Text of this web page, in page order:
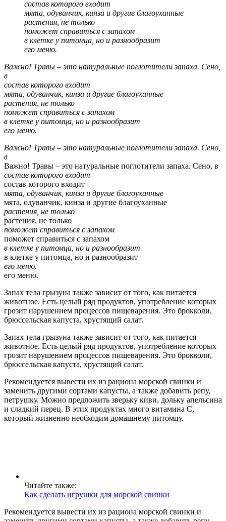
состав которого входит
мята, одуванчик, кинза и другие благоуханные
растения, не только
поможет справиться с запахом
в клетке у питомца, но и разнообразит
его меню.
Важно! Травы – это натуральные поглотители запаха. Сено,
в
состав которого входит
мята, одуванчик, кинза и другие благоуханные
растения, не только
поможет справиться с запахом
в клетке у питомца, но и разнообразит
его меню.
Важно! Травы – это натуральные поглотители запаха. Сено,
в
Важно! Травы – это натуральные поглотители запаха. Сено, в
состав которого входит
состав которого входит
мята, одуванчик, кинза и другие благоуханные
мята, одуванчик, кинза и другие благоуханные
растения, не только
растения, не только
поможет справиться с запахом
поможет справиться с запахом
в клетке у питомца, но и разнообразит
в клетке у питомца, но и разнообразит
его меню.
его меню.
Запах тела грызуна также зависит от того, как питается
животное. Есть целый ряд продуктов, употребление которых
грозит нарушением процессов пищеварения. Это брокколи,
брюссельская капуста, хрустящий салат.
Запах тела грызуна также зависит от того, как питается
животное. Есть целый ряд продуктов, употребление которых
грозит нарушением процессов пищеварения. Это брокколи,
брюссельская капуста, хрустящий салат.
Рекомендуется вывести их из рациона морской свинки и
заменить другими сортами капусты, а также добавить репу,
петрушку. Можно предложить зверьку киви, дольку апельсина
и сладкий перец. В этих продуктах много витамина С,
который жизненно необходим домашнему питомцу.
Читайте также:
Как сделать игрушки для морской свинки
Рекомендуется вывести их из рациона морской свинки и